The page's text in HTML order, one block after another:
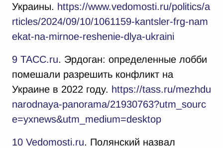
Украины. https://www.vedomosti.ru/politics/a
rticles/2024/09/10/1061159-kantsler-frg-nam
ekat-na-mirnoe-reshenie-dlya-ukraini
9 TACC.ru. Эрдоган: определенные лобби
помешали разрешить конфликт на
Украине в 2022 годy. https://tass.ru/mezhdu
narodnaya-panorama/21930763?utm_sourc
e=yxnews&utm_medium=desktop
10 Vedomosti.ru. Полянский назвал